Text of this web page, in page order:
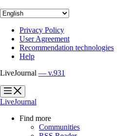
Privacy Policy
User Agreement
Recommendation technologies
Help
LiveJournal — v.931
?
?
LiveJournal
Find more
Communities